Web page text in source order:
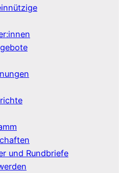
und Rundbriefe